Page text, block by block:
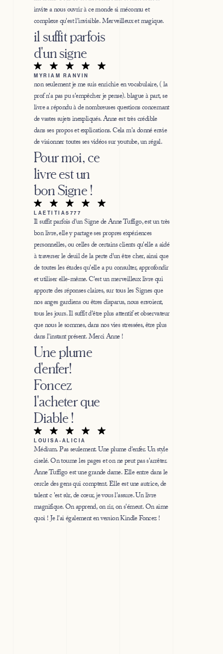
invite a nous ouvrir à ce monde si méconnu et
complexe qu'est l'invisible. Merveilleux et magique.
MYRIAM RANVIN
il suffit parfois
d'un signe
non seulement je me suis enrichie en vocabulaire, ( la
prof n'a pas pu s'empêcher je pense). blague à part, se
livre a répondu à de nombreuses questions concernant
de vastes sujets inexpliqués. Anne est très crédible
dans ses propos et explications. Cela m'a donné envie
de visionner toutes ses vidéos sur youtube, un régal.
LAETITIA5777
Pour moi, ce
livre est un
bon Signe !
Il suffit parfois d'un Signe de Anne Tuffigo, est un très
bon livre, elle y partage ses propres expériences
personnelles, ou celles de certains clients qu'elle a aidé
à traverser le deuil de la perte d'un être cher, ainsi que
de toutes les études qu'elle a pu consulter, approfondir
et utiliser elle-même. C'est un merveilleux livre qui
apporte des réponses claires, sur tous les Signes que
nos anges gardiens ou êtres disparus, nous envoient,
tous les jours. Il suffit d'être plus attentif et observateur
que nous le sommes, dans nos vies stressées, être plus
dans l'instant présent. Merci Anne !
LOUISA-ALICIA
Une plume
d'enfer!
Foncez
l'acheter que
Diable !
Médium. Pas seulement. Une plume d'enfer. Un style
ciselé. On tourne les pages et on ne peut pas s'arrêter.
Anne Tuffigo est une grande dame. Elle entre dans le
cercle des gens qui comptent. Elle est une autrice, de
talent c 'est sûr, de cœur, je vous l'assure. Un livre
magnifique. On apprend, on rir, on s'émeut. On aime
quoi ! Je l'ai également en version Kindle Foncez !